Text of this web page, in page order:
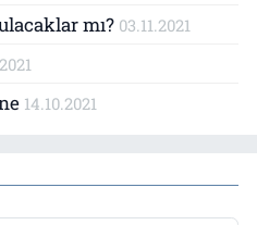
mı? 03.11.2021
14.10.2021